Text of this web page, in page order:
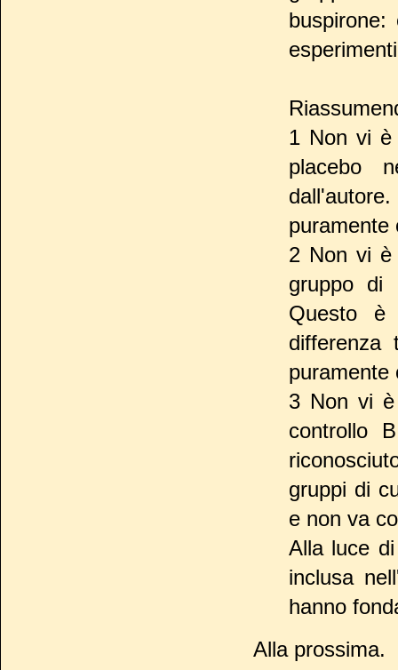
1 Non vi è
placebo
puramente
2 Non vi è
gruppo di
Questo è
puramente
3 Non vi è
controllo
gruppi di
e non va
Alla luce
inclusa
hanno
Alla prossima.